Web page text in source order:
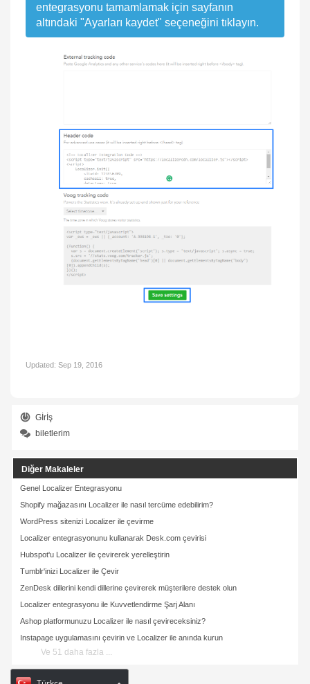
entegrasyonu tamamlamak için sayfanın
altındaki "Ayarları kaydet" seçeneğini tıklayın.
Updated: Sep 19, 2016
Gİrİş
biletlerim
Diğer Makaleler
Genel Localizer Entegrasyonu
Shopify mağazasını Localizer ile nasıl tercüme edebilirim?
WordPress sitenizi Localizer ile çevirme
Localizer entegrasyonunu kullanarak Desk.com çevirisi
Hubspot'u Localizer ile çevirerek yerelleştirin
Tumblr'inizi Localizer ile Çevir
ZenDesk dillerini kendi dillerine çevirerek müşterilere destek olun
Localizer entegrasyonu ile Kuvvetlendirme Şarj Alanı
Ashop platformunuzu Localizer ile nasıl çevireceksiniz?
Instapage uygulamasını çevirin ve Localizer ile anında kurun
Ve 51 daha fazla ...